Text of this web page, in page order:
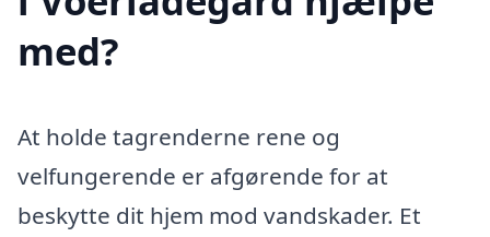
med?
At holde tagrenderne rene og
velfungerende er afgørende for at
beskytte dit hjem mod vandskader. Et